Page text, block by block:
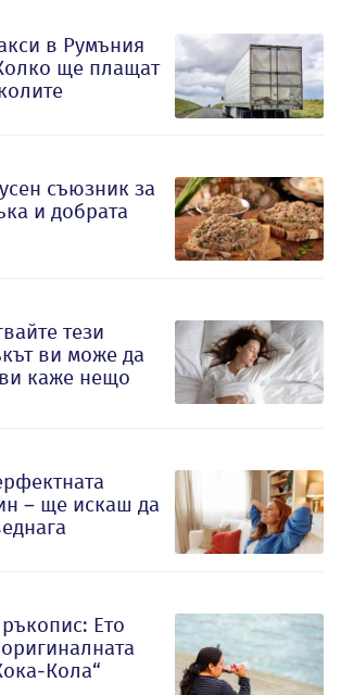
в Румъния
ще плащат
съюзник за
и добрата
тези
ви може да
каже нещо
– ще искаш да
Ето
Кола“